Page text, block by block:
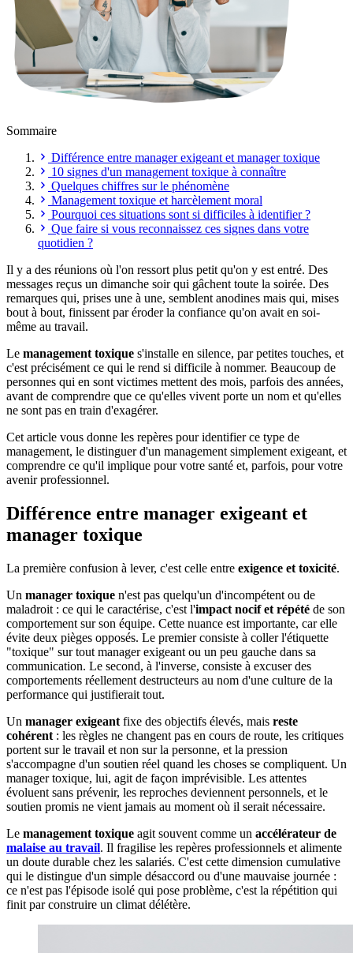
Sommaire
Différence entre manager exigeant et manager toxique
10 signes d'un management toxique à connaître
Quelques chiffres sur le phénomène
Management toxique et harcèlement moral
Pourquoi ces situations sont si difficiles à identifier ?
Que faire si vous reconnaissez ces signes dans votre
quotidien ?
Il y a des réunions où l'on ressort plus petit qu'on y est entré. Des
messages reçus un dimanche soir qui gâchent toute la soirée. Des
remarques qui, prises une à une, semblent anodines mais qui, mises
bout à bout, finissent par éroder la confiance qu'on avait en soi-
même au travail.
Le management toxique s'installe en silence, par petites touches, et
c'est précisément ce qui le rend si difficile à nommer. Beaucoup de
personnes qui en sont victimes mettent des mois, parfois des années,
avant de comprendre que ce qu'elles vivent porte un nom et qu'elles
ne sont pas en train d'exagérer.
Cet article vous donne les repères pour identifier ce type de
management, le distinguer d'un management simplement exigeant, et
comprendre ce qu'il implique pour votre santé et, parfois, pour votre
avenir professionnel.
Différence entre manager exigeant et
manager toxique
La première confusion à lever, c'est celle entre exigence et toxicité.
Un manager toxique n'est pas quelqu'un d'incompétent ou de
maladroit : ce qui le caractérise, c'est l'impact nocif et répété de son
comportement sur son équipe. Cette nuance est importante, car elle
évite deux pièges opposés. Le premier consiste à coller l'étiquette
"toxique" sur tout manager exigeant ou un peu gauche dans sa
communication. Le second, à l'inverse, consiste à excuser des
comportements réellement destructeurs au nom d'une culture de la
performance qui justifierait tout.
Un manager exigeant fixe des objectifs élevés, mais reste
cohérent : les règles ne changent pas en cours de route, les critiques
portent sur le travail et non sur la personne, et la pression
s'accompagne d'un soutien réel quand les choses se compliquent. Un
manager toxique, lui, agit de façon imprévisible. Les attentes
évoluent sans prévenir, les reproches deviennent personnels, et le
soutien promis ne vient jamais au moment où il serait nécessaire.
Le management toxique agit souvent comme un accélérateur de
malaise au travail. Il fragilise les repères professionnels et alimente
un doute durable chez les salariés. C'est cette dimension cumulative
qui le distingue d'un simple désaccord ou d'une mauvaise journée :
ce n'est pas l'épisode isolé qui pose problème, c'est la répétition qui
finit par construire un climat délétère.